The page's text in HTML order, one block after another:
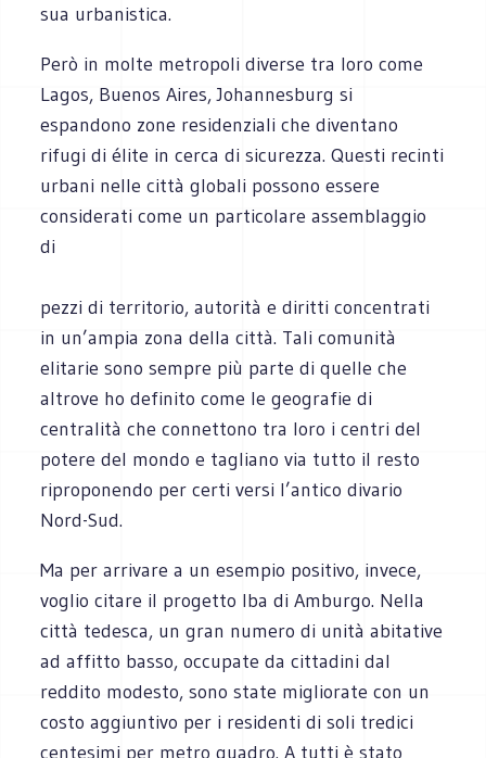
sua urbanistica.
Però in molte metropoli diverse tra loro come
Lagos, Buenos Aires, Johannesburg si
espandono zone residenziali che diventano
rifugi di élite in cerca di sicurezza. Questi recinti
urbani nelle città globali possono essere
considerati come un particolare assemblaggio
di
pezzi di territorio, autorità e diritti concentrati
in un’ampia zona della città. Tali comunità
elitarie sono sempre più parte di quelle che
altrove ho definito come le geografie di
centralità che connettono tra loro i centri del
potere del mondo e tagliano via tutto il resto
riproponendo per certi versi l’antico divario
Nord-Sud.
Ma per arrivare a un esempio positivo, invece,
voglio citare il progetto Iba di Amburgo. Nella
città tedesca, un gran numero di unità abitative
ad affitto basso, occupate da cittadini dal
reddito modesto, sono state migliorate con un
costo aggiuntivo per i residenti di soli tredici
centesimi per metro quadro. A tutti è stato